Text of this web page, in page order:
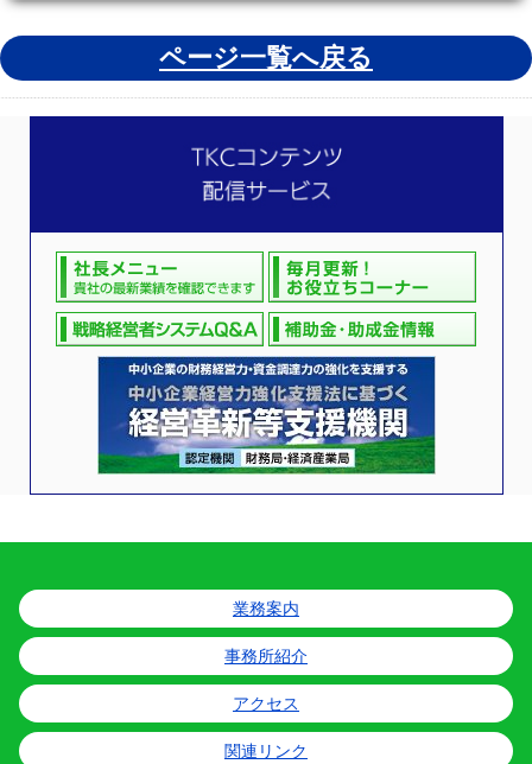
ページ一覧へ戻る
業務案内
事務所紹介
アクセス
関連リンク